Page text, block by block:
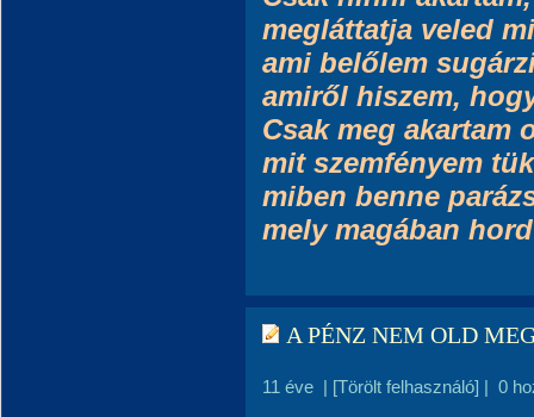
megláttatja veled
ami belőlem
amiről hiszem,
Csak meg akartam
mit szemfényem
miben benne
mely magában
A PÉNZ NEM OLD
11 éve | [Törölt felhasználó] | 0